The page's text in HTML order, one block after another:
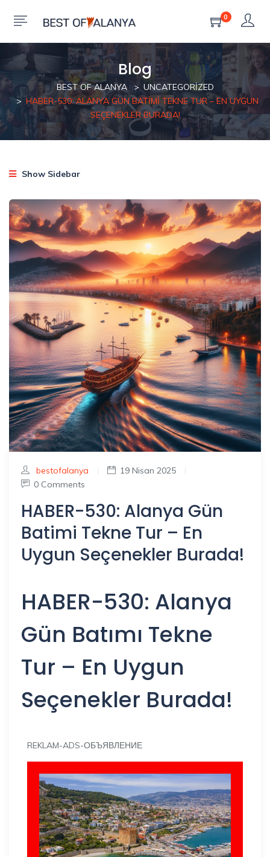
0
Blog
BEST OF ALANYA
UNCATEGORIZED
HABER-530: ALANYA GÜN BATIMI TEKNE TUR – EN UYGUN
SEÇENEKLER BURADA!
Show Sidebar
bestofalanya 19 Nisan 2025
0 Comments
HABER-530: Alanya Gün
Batimi Tekne Tur – En
Uygun Seçenekler Burada!
HABER-530: Alanya
Gün Batımı Tekne
Tur – En Uygun
Seçenekler Burada!
REKLAM-ADS-ОБЪЯВЛЕНИЕ